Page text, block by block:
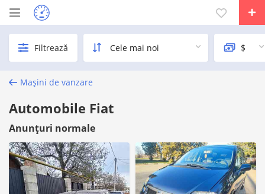
Filtrează
Mașini de vanzare
Automobile Fiat
Anunțuri normale